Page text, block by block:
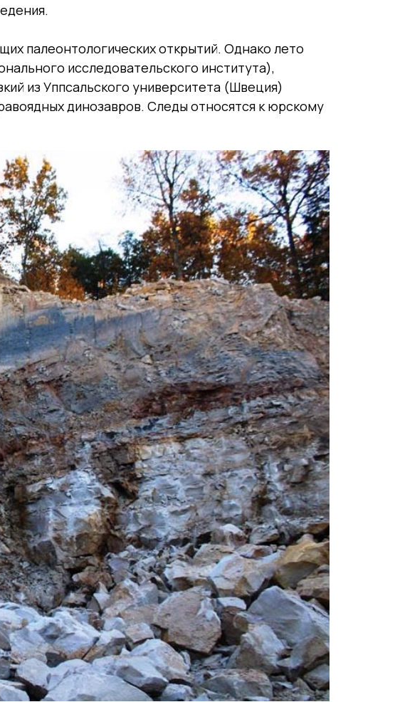
палеонтологических открытий. Однако лето
исследовательского института),
из Уппсальского университета (Швеция)
динозавров. Следы относятся к юрскому